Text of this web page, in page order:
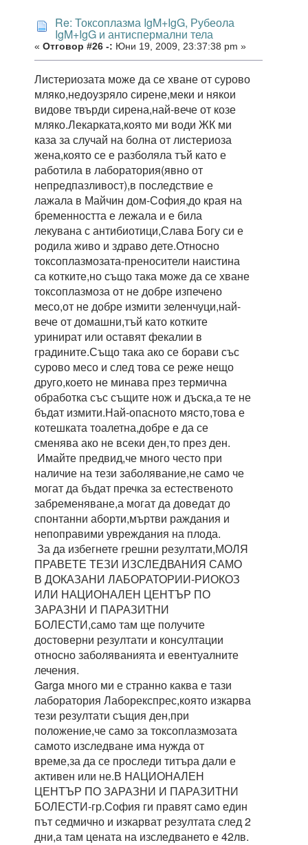
Re: Токсоплазма IgM+IgG, Рубеола
IgM+IgG и антиспермални тела
« Отговор #26 -: Юни 19, 2009, 23:37:38 pm »
Листериозата може да се хване от сурово
мляко,недоузряло сирене,меки и някои
видове твърди сирена,най-вече от козе
мляко.Лекарката,която ми води ЖК ми
каза за случай на болна от листериоза
жена,която се е разболяла тъй като е
работила в лаборатория(явно от
непредпазливост),в последствие е
лажала в Майчин дом-София,до края на
бременността е лежала и е била
лекувана с антибиотици,Слава Богу си е
родила живо и здраво дете.Относно
токсоплазмозата-преносители наистина
са котките,но също така може да се хване
токсоплазмоза от не добре изпечено
месо,от не добре измити зеленчуци,най-
вече от домашни,тъй като котките
уринират или оставят фекалии в
градините.Също така ако се борави със
сурово месо и след това се реже нещо
друго,което не минава през термична
обработка със същите нож и дъска,а те не
бъдат измити.Най-опасното място,това е
котешката тоалетна,добре е да се
сменява ако не всеки ден,то през ден.
Имайте предвид,че много често при
наличие на тези заболявание,не само че
могат да бъдат пречка за естественото
забременяване,а могат да доведат до
спонтанни аборти,мъртви раждания и
непоправими увреждания на плода.
За да избегнете грешни резултати,МОЛЯ
ПРАВЕТЕ ТЕЗИ ИЗСЛЕДВАНИЯ САМО
В ДОКАЗАНИ ЛАБОРАТОРИИ-РИОКОЗ
ИЛИ НАЦИОНАЛЕН ЦЕНТЪР ПО
ЗАРАЗНИ И ПАРАЗИТНИ
БОЛЕСТИ,само там ще получите
достоверни резултати и консултации
относно заболяванията и евентуалните
лечения.
Garga много ми е странно каква е тази
лаборатория Лаборекспрес,която изкарва
тези резултати същия ден,при
положение,че само за токсоплазмозата
самото изследване има нужда от
време,за да се проследи титъра дали е
активен или не.В НАЦИОНАЛЕН
ЦЕНТЪР ПО ЗАРАЗНИ И ПАРАЗИТНИ
БОЛЕСТИ-гр.София ги правят само един
път седмично и изкарват резултата след 2
дни,а там цената на изследването е 42лв.